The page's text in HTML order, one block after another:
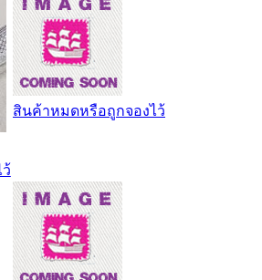
สินค้าหมดหรือถูกจองไว้